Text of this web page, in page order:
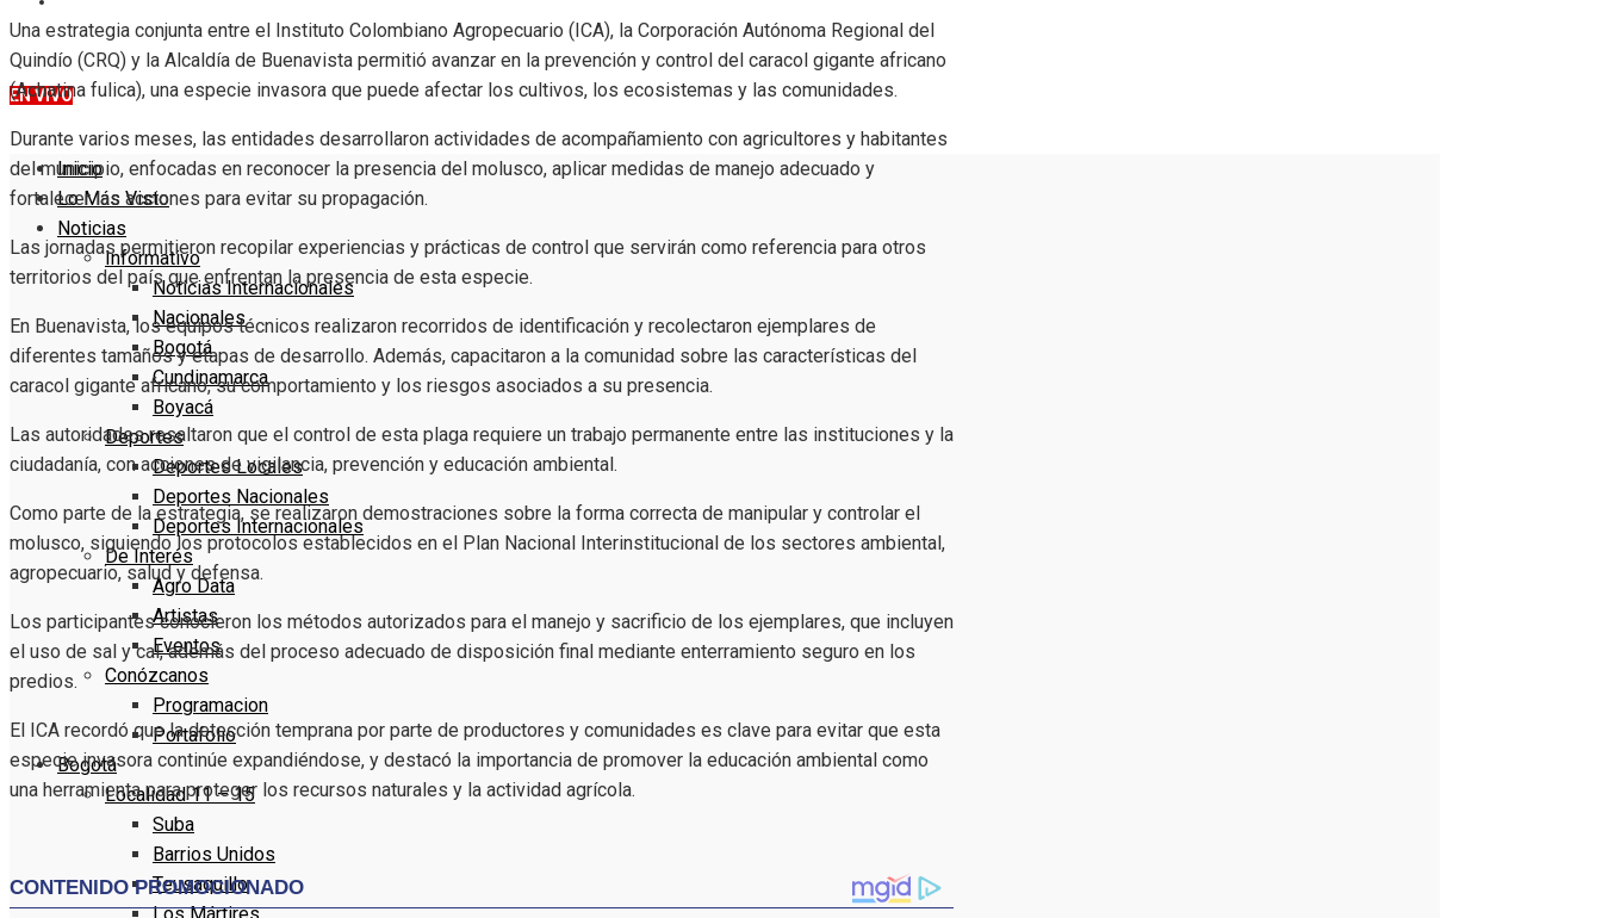
EN VIVO
Inicio
Lo Más Visto
Noticias
Informativo
Noticias Internacionales
Nacionales
Bogotá
Cundinamarca
Boyacá
Deportes
Deportes Locales
Deportes Nacionales
Deportes Internacionales
De Interés
Agro Data
Artistas
Eventos
Conózcanos
Programacion
Portafolio
Bogotá
Localidad 11 – 15
Suba
Barrios Unidos
Teusaquillo
Una estrategia conjunta entre el Instituto Colombiano Agropecuario (ICA), la Corporación Autónoma Regional del
Quindío (CRQ) y la Alcaldía de Buenavista permitió avanzar en la prevención y control del caracol gigante africano
(Achatina fulica), una especie invasora que puede afectar los cultivos, los ecosistemas y las comunidades.
Durante varios meses, las entidades desarrollaron actividades de acompañamiento con agricultores y habitantes
del municipio, enfocadas en reconocer la presencia del molusco, aplicar medidas de manejo adecuado y
fortalecer las acciones para evitar su propagación.
Las jornadas permitieron recopilar experiencias y prácticas de control que servirán como referencia para otros
territorios del país que enfrentan la presencia de esta especie.
En Buenavista, los equipos técnicos realizaron recorridos de identificación y recolectaron ejemplares de
diferentes tamaños y etapas de desarrollo. Además, capacitaron a la comunidad sobre las características del
caracol gigante africano, su comportamiento y los riesgos asociados a su presencia.
Las autoridades resaltaron que el control de esta plaga requiere un trabajo permanente entre las instituciones y la
ciudadanía, con acciones de vigilancia, prevención y educación ambiental.
Como parte de la estrategia, se realizaron demostraciones sobre la forma correcta de manipular y controlar el
molusco, siguiendo los protocolos establecidos en el Plan Nacional Interinstitucional de los sectores ambiental,
agropecuario, salud y defensa.
Los participantes conocieron los métodos autorizados para el manejo y sacrificio de los ejemplares, que incluyen
el uso de sal y cal, además del proceso adecuado de disposición final mediante enterramiento seguro en los
predios.
El ICA recordó que la detección temprana por parte de productores y comunidades es clave para evitar que esta
especie invasora continúe expandiéndose, y destacó la importancia de promover la educación ambiental como
una herramienta para proteger los recursos naturales y la actividad agrícola.